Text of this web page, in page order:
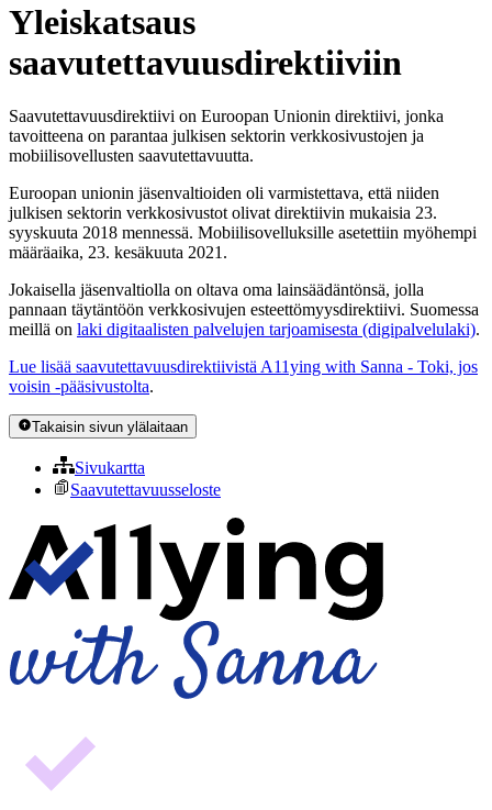
Yleiskatsaus
saavutettavuusdirektiiviin
Saavutettavuusdirektiivi on Euroopan Unionin direktiivi, jonka
tavoitteena on parantaa julkisen sektorin verkkosivustojen ja
mobiilisovellusten saavutettavuutta.
Euroopan unionin jäsenvaltioiden oli varmistettava, että niiden
julkisen sektorin verkkosivustot olivat direktiivin mukaisia 23.
syyskuuta 2018 mennessä. Mobiilisovelluksille asetettiin myöhempi
määräaika, 23. kesäkuuta 2021.
Jokaisella jäsenvaltiolla on oltava oma lainsäädäntönsä, jolla
pannaan täytäntöön verkkosivujen esteettömyysdirektiivi. Suomessa
meillä on laki digitaalisten palvelujen tarjoamisesta (digipalvelulaki).
Lue lisää saavutettavuusdirektiivistä A11ying with Sanna - Toki, jos
voisin -pääsivustolta.
Takaisin sivun ylälaitaan
Sivukartta
Saavutettavuusseloste